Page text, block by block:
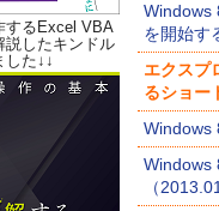
するExcel VBA
説したキンドル
した↓↓
Windows
を開始す
エクスプ
るショー
Windows
Windows
（